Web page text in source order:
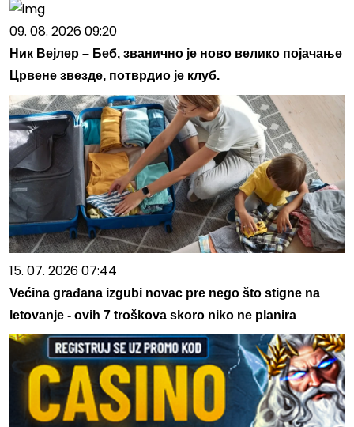
09. 08. 2026 09:20
Ник Вејлер – Беб, званично је ново велико појачање
Црвене звезде, потврдио је клуб.
15. 07. 2026 07:44
Većina građana izgubi novac pre nego što stigne na
letovanje - ovih 7 troškova skoro niko ne planira